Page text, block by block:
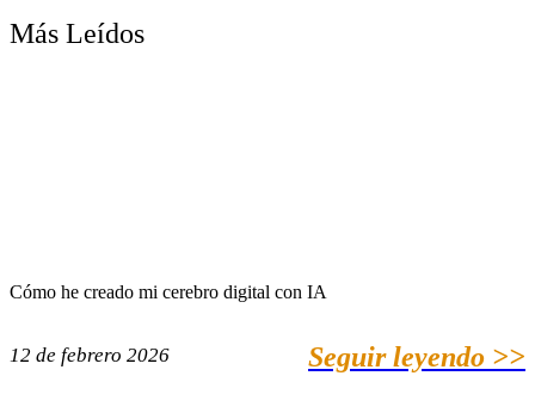
Más Leídos
Cómo he creado mi cerebro digital con IA
12 de febrero 2026 Seguir leyendo >>